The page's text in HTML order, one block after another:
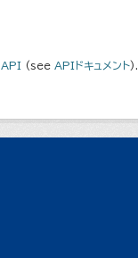
API (see APIドキュメント).